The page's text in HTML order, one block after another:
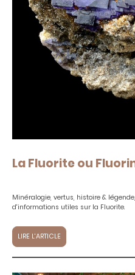
La Fluorite ou
Minéralogie, vertus, histoire &
d'informations utiles sur la Fluorite.
LIRE L'ARTICLE